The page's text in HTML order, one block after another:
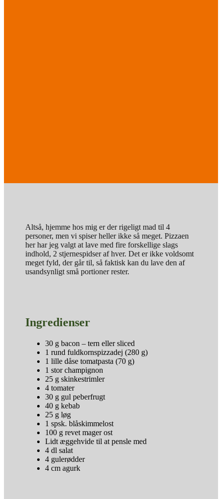
Altså, hjemme hos mig er der rigeligt mad til 4
personer, men vi spiser heller ikke så meget. Pizzaen
her har jeg valgt at lave med fire forskellige slags
indhold, 2 stjernespidser af hver. Det er ikke voldsomt
meget fyld, der går til, så faktisk kan du lave den af
usandsynligt små portioner rester.
Ingredienser
30 g bacon – tern eller sliced
1 rund fuldkornspizzadej (280 g)
1 lille dåse tomatpasta (70 g)
1 stor champignon
25 g skinkestrimler
4 tomater
30 g gul peberfrugt
40 g kebab
25 g løg
1 spsk. blåskimmelost
100 g revet mager ost
Lidt æggehvide til at pensle med
4 dl salat
4 gulerødder
4 cm agurk